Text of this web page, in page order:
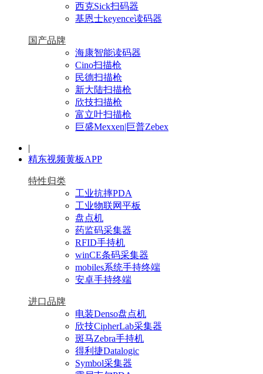
西克Sick扫码器
基恩士keyence读码器
国产品牌
海康智能读码器
Cino扫描枪
民德扫描枪
新大陆扫描枪
欣技扫描枪
富立叶扫描枪
巨盛Mexxen|巨普Zebex
|
精东视频黄板APP
特性归类
工业抗摔PDA
工业物联网平板
盘点机
药监码采集器
RFID手持机
winCE条码采集器
mobiles系统手持终端
安卓手持终端
进口品牌
电装Denso盘点机
欣技CipherLab采集器
斑马Zebra手持机
得利捷Datalogic
Symbol采集器